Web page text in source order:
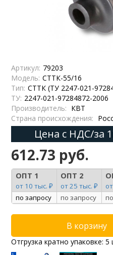
Артикул: 79203
Модель: СТТК-55/16
Тип: СТТК (ТУ 2247-021-
ТУ: 2247-021-97284872-2006
Производитель: КВТ
Страна происхождения:
Цена с НДС/за
612.73 руб.
ОПТ 1
от 10 тыс. ₽
ОПТ 2
от 25 тыс. ₽
по запросу
по запросу
Отгрузка кратно упаковке: 5